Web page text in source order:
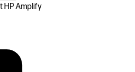
HP Amplify